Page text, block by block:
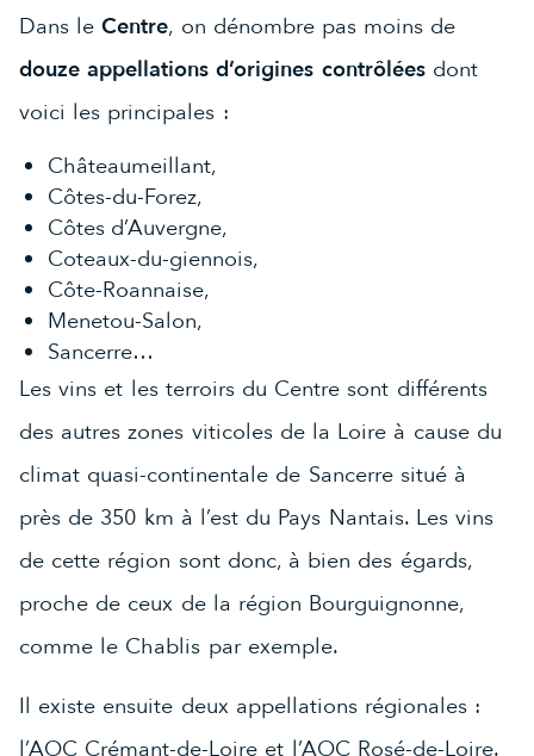
Dans leCentre, on dénombre pas moins de
douze appellations d’origines contrôléesdont
voici les principales :
Châteaumeillant,
Côtes-du-Forez,
Côtes d’Auvergne,
Coteaux-du-giennois,
Côte-Roannaise,
Menetou-Salon,
Sancerre…
Les vins et les terroirs du Centre sont différents
des autres zones viticoles de la Loire à cause du
climat quasi-continentale de Sancerre situé à
près de 350 km à l’est du Pays Nantais. Les vins
de cette région sont donc, à bien des égards,
proche de ceux de la région Bourguignonne,
comme le Chablis par exemple.
Il existe ensuite deux appellations régionales :
l’AOC Crémant-de-Loire et l’AOC Rosé-de-Loire.